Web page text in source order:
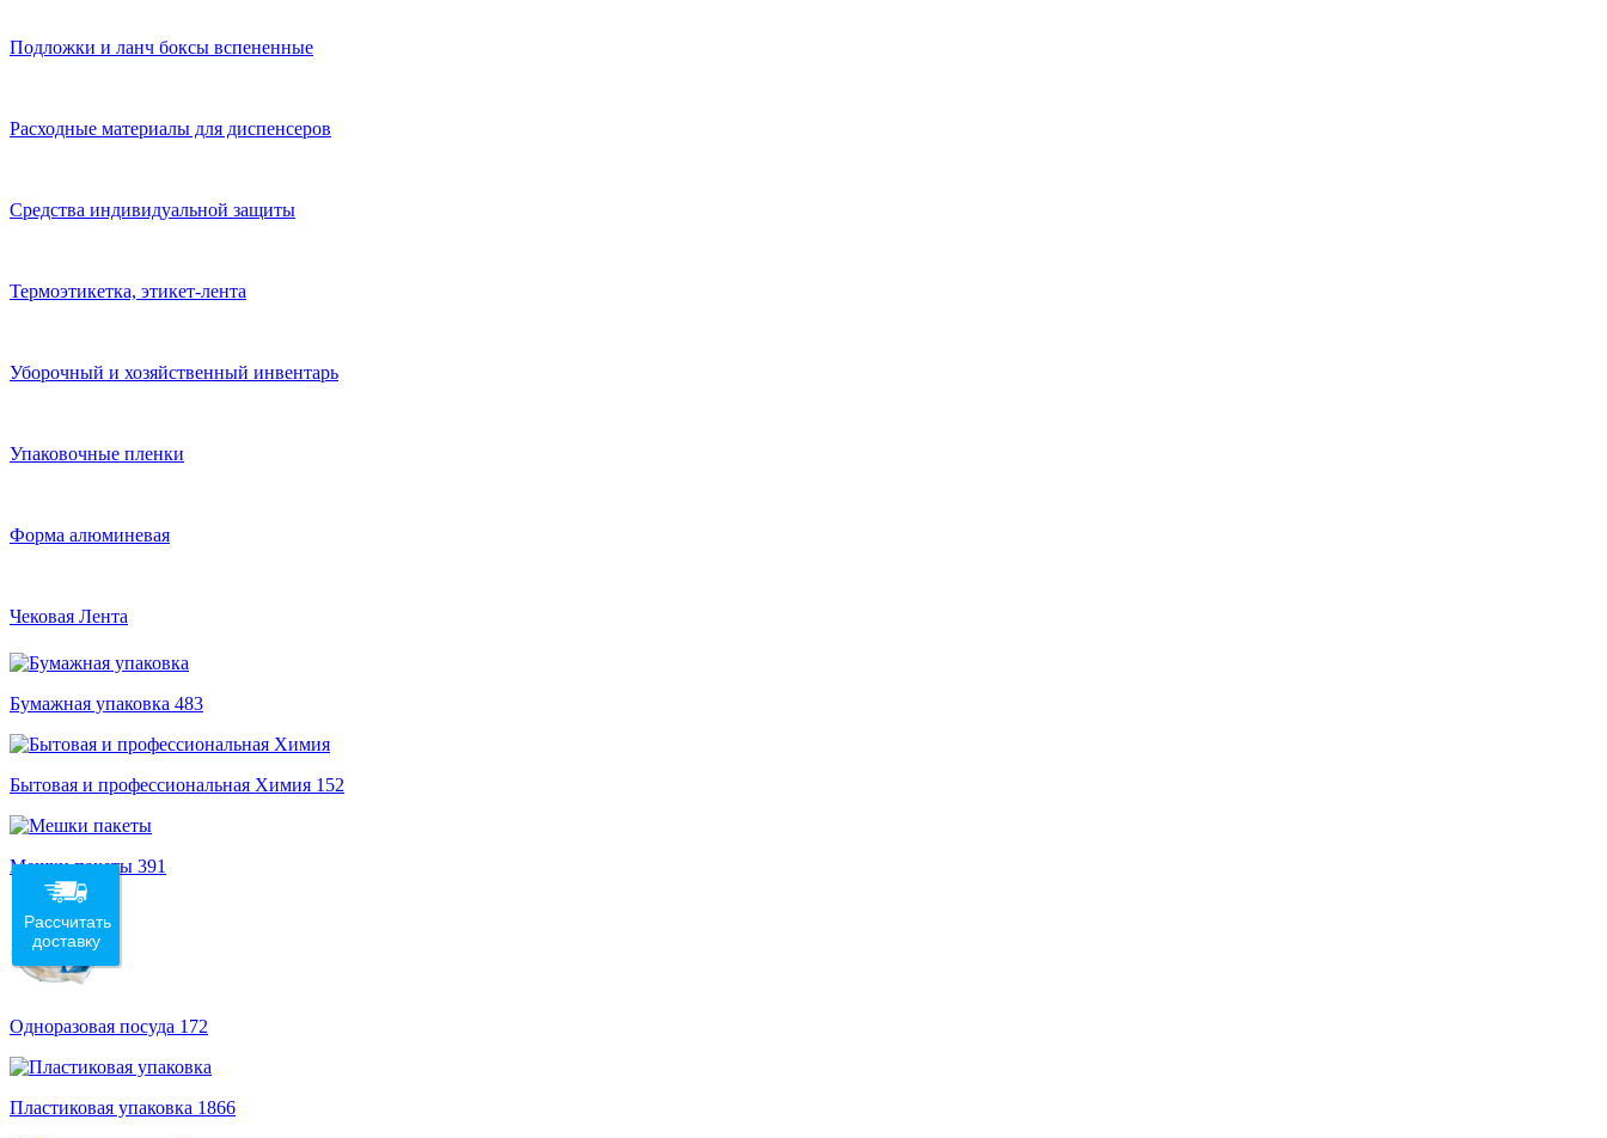
Подложки и ланч боксы вспененные
Расходные материалы для диспенсеров
Средства индивидуальной защиты
Термоэтикетка, этикет-лента
Уборочный и хозяйственный инвентарь
Упаковочные пленки
Форма алюминевая
Чековая Лента
Бумажная упаковка 483
Бытовая и профессиональная Химия 152
Мешки пакеты 391
Одноразовая посуда 172
Пластиковая упаковка 1866
Рассчитать
доставку